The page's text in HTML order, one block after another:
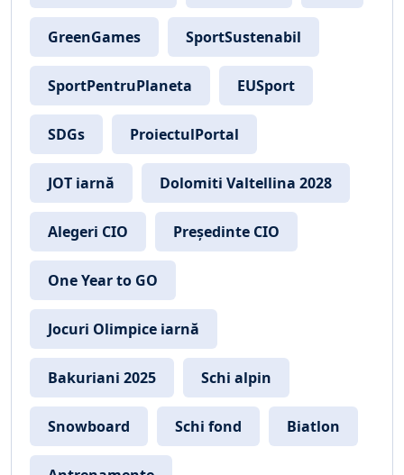
GreenGames SportSustenabil
SportPentruPlaneta EUSport
SDGs ProiectulPortal
JOT iarnă Dolomiti Valtellina 2028
Alegeri CIO Președinte CIO
One Year to GO
Jocuri Olimpice iarnă
Bakuriani 2025 Schi alpin
Snowboard Schi fond Biatlon